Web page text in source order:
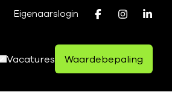
Eigenaarslogin
Vacatures Waardebepaling